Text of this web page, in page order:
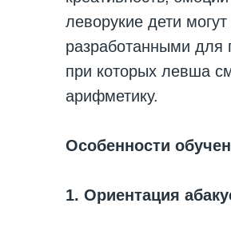
леворукие дети
разработанными для
при которых левша
арифметику.
Особенности
1. Ориентация